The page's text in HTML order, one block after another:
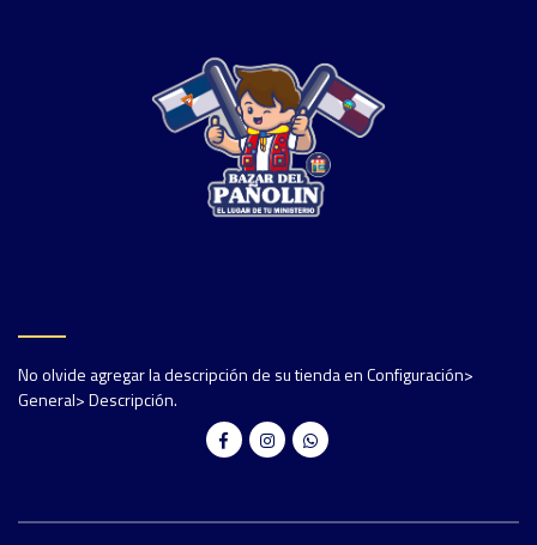
No olvide agregar la descripción de su tienda en Configuración>
General> Descripción.